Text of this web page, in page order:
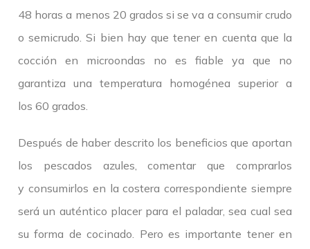
48 horas a menos 20 grados si se va a consumir crudo
o semicrudo. Si bien hay que tener en cuenta que la
cocción en microondas no es fiable ya que no
garantiza una temperatura homogénea superior a
los 60 grados.
Después de haber descrito los beneficios que aportan
los pescados azules, comentar que comprarlos
y consumirlos en la costera correspondiente siempre
será un auténtico placer para el paladar, sea cual sea
su forma de cocinado. Pero es importante tener en